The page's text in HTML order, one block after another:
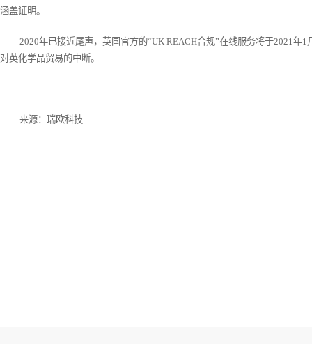
涵盖证明。
2020年已接近尾声，英国官方的“UK REACH合规”在线服务将于2021年
对英化学品贸易的中断。
来源：瑞欧科技